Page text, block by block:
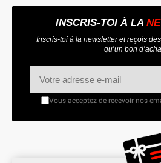
INSCRIS-TOI À LA
Inscris-toi à la newsletter et reçois
qu’un bon
Vous acceptez de recevoir nos